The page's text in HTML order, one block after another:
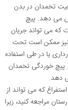
تخمدان در بدن
می دهد. پیچ
می تواند جریان
نیز ممکن است تحت
یا در طی استفاده
پیچ خوردگی تخمدان
دهد.
که می تواند از
مراجعه کنید، زیرا